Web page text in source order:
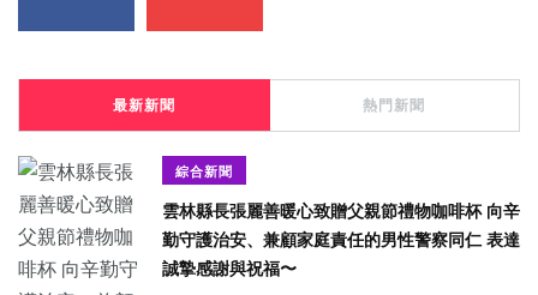
最新新聞 熱門新聞
綜合新聞
雲林縣長張麗善暖心致贈父親節禮物咖啡杯 向辛
勤守護治安、兼顧家庭責任的男性警察同仁 表達
誠摯感謝與祝福〜